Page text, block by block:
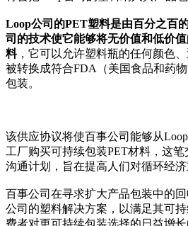
Loop公司的PET塑料是由百分之百
司的技术使它能够将无价值和低价
料，它可以允许塑料瓶的任何颜色
被转换成符合FDA（美国食品和药
包装。
该供应协议将使百事公司能够从
工厂购买可持续包装PET材料，这
沟通计划，旨在提高人们对循环经济
百事公司在寻求扩大产品包装中的
公司的塑料解决方案，以满足其可